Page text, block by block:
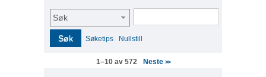
Søk
Søk Søketips Nullstill
1–10 av 572 Neste >>